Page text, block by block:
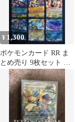
¥ 1,300
ポケモンカード RR ま
とめ売り 9枚セット ミ
ュウツー メガサーナイ
トなど